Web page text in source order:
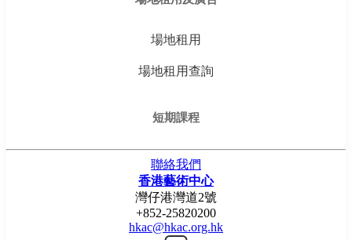
場地租用
場地租用查詢
短期課程
聯絡我們
香港藝術中心
灣仔港灣道2號
+852-25820200
hkac@hkac.org.hk